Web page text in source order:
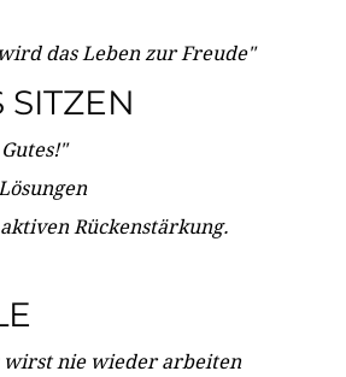
das Leben zur Freude"
SITZEN
Rückenstärkung.
wirst nie wieder arbeiten